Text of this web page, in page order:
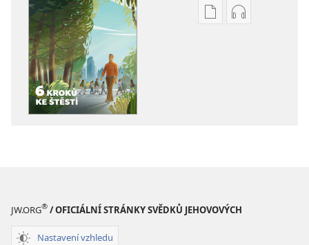
FormátyFormáty
JW.ORG® / OFICIÁLNÍ STRÁNKY SVĚDKŮ JEHOVOVÝCH
Nastavení vzhledu